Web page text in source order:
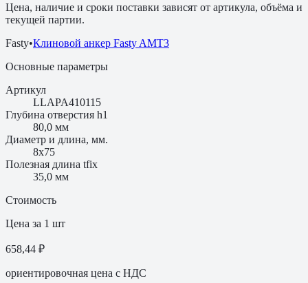
Цена, наличие и сроки поставки зависят от артикула, объёма и
текущей партии.
Fasty•Клиновой анкер Fasty AMT3
Основные параметры
Артикул
LLAPA410115
Глубина отверстия h1
80,0 мм
Диаметр и длина, мм.
8x75
Полезная длина tfix
35,0 мм
Стоимость
Цена за 1 шт
658,44 ₽
ориентировочная цена с НДС